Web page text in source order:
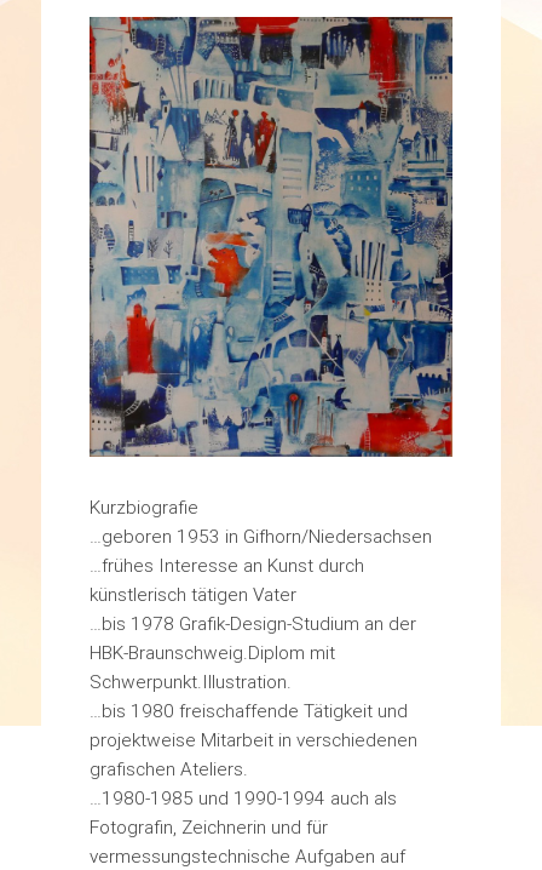
Kurzbiografie
…geboren 1953 in Gifhorn/Niedersachsen
…frühes Interesse an Kunst durch
künstlerisch tätigen Vater
…bis 1978 Grafik-Design-Studium an der
HBK-Braunschweig.Diplom mit
Schwerpunkt.Illustration.
…bis 1980 freischaffende Tätigkeit und
projektweise Mitarbeit in verschiedenen
grafischen Ateliers.
…1980-1985 und 1990-1994 auch als
Fotografin, Zeichnerin und für
vermessungstechnische Aufgaben auf